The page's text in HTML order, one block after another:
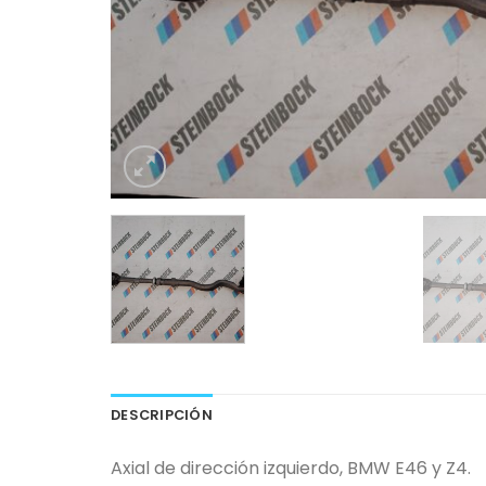
DESCRIPCIÓN
Axial de dirección izquierdo, BMW E46 y Z4.